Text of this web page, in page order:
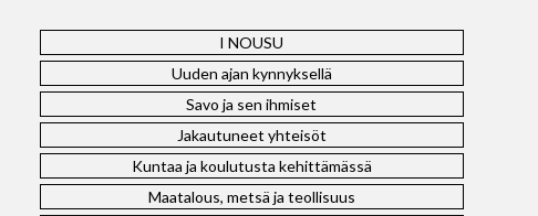
I NOUSU
Uuden ajan kynnyksellä
Savo ja sen ihmiset
Jakautuneet yhteisöt
Kuntaa ja koulutusta kehittämässä
Maatalous, metsä ja teollisuus